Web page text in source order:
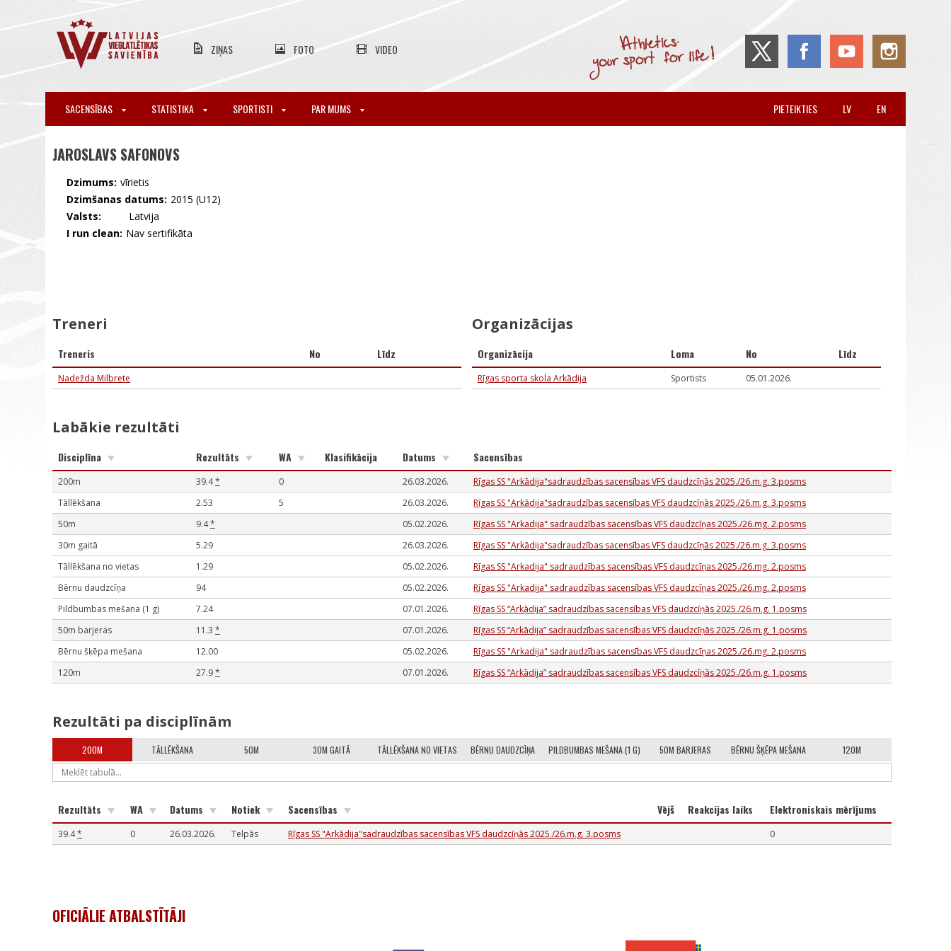
ZIŅAS FOTO VIDEO
SACENSĪBAS STATISTIKA SPORTISTI PAR MUMS EN
LV
PIETEIKTIES
JAROSLAVS SAFONOVS
Dzimums: vīrietis
Dzimšanas datums: 2015 (U12)
Valsts:
🇱🇻 Latvija
I run clean: Nav sertifikāta
Treneri
Treneris No Līdz
Nadežda Milbrete
Organizācijas
Organizācija Loma No Līdz
Rīgas sporta skola Arkādija Sportists 05.01.2026.
Labākie rezultāti
Disciplīna Rezultāts WA Klasifikācija Datums Sacensības
200m 39.4* 0 26.03.2026.
Rīgas SS "Arkādija"sadraudzības sacensības VFS daudzcīņās 2025./26.m.g. 3.posms
Tāllēkšana
2.53 5 26.03.2026.
Rīgas SS "Arkādija"sadraudzības sacensības VFS daudzcīņās 2025./26.m.g. 3.posms
50m
9.4* 05.02.2026.
Rīgas SS "Arkadija" sadraudzības sacensības VFS daudzcīņas 2025./26.mg. 2.posms
30m gaitā
5.29 26.03.2026.
Rīgas SS "Arkādija"sadraudzības sacensības VFS daudzcīņās 2025./26.m.g. 3.posms
Tāllēkšana no vietas
1.29 05.02.2026.
Rīgas SS "Arkadija" sadraudzības sacensības VFS daudzcīņas 2025./26.mg. 2.posms
Bērnu daudzcīņa
94 05.02.2026.
Rīgas SS "Arkadija" sadraudzības sacensības VFS daudzcīņas 2025./26.mg. 2.posms
Pildbumbas mešana (1 g)
7.24 07.01.2026.
Rīgas SS “Arkādija” sadraudzības sacensības VFS daudzcīņās 2025./26.m.g. 1.posms
50m barjeras
11.3 * 07.01.2026.
Rīgas SS “Arkādija” sadraudzības sacensības VFS daudzcīņās 2025./26.m.g. 1.posms
Bērnu šķēpa mešana
12.00 05.02.2026.
Rīgas SS "Arkadija" sadraudzības sacensības VFS daudzcīņas 2025./26.mg. 2.posms
120m
27.9* 07.01.2026. Rīgas SS “Arkādija” sadraudzības sacensības VFS daudzcīņās 2025./26.m.g. 1.posms
Rezultāti pa disciplīnām
200M TĀLLĒKŠANA 50M 30M GAITĀ TĀLLĒKŠANA NO VIETAS BĒRNU DAUDZCĪŅA PILDBUMBAS MEŠANA (1 G) 50M BARJERAS BĒRNU ŠĶĒPA MEŠANA 120M
Rezultāts WA Datums Notiek Sacensības Vējš Reakcijas laiks Elektroniskais mērījums
39.4* 0 26.03.2026. Telpās Rīgas SS "Arkādija"sadraudzības sacensības VFS daudzcīņās 2025./26.m.g. 3.posms 0
OFICIĀLIE ATBALSTĪTĀJI